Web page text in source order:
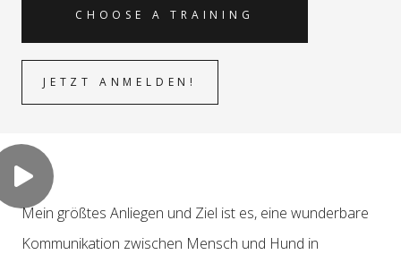
CHOOSE A TRAINING
JETZT ANMELDEN!
Mein größtes Anliegen und Ziel ist es, eine wunderbare
Kommunikation zwischen Mensch und Hund in